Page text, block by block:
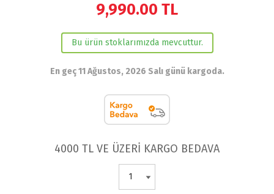
9,990.00 TL
Bu ürün stoklarımızda mevcuttur.
En geç 11 Ağustos, 2026 Salı günü kargoda.
4000 TL VE ÜZERİ KARGO BEDAVA